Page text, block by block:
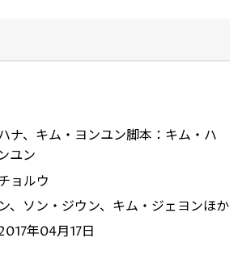
ナ、キム・ヨンユン脚本：キム・ハ
ユン
ョルウ
、ソン・ジウン、キム・ジェヨンほか
年04月17日